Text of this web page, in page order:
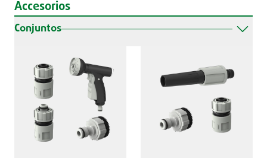
Accesorios
Conjuntos